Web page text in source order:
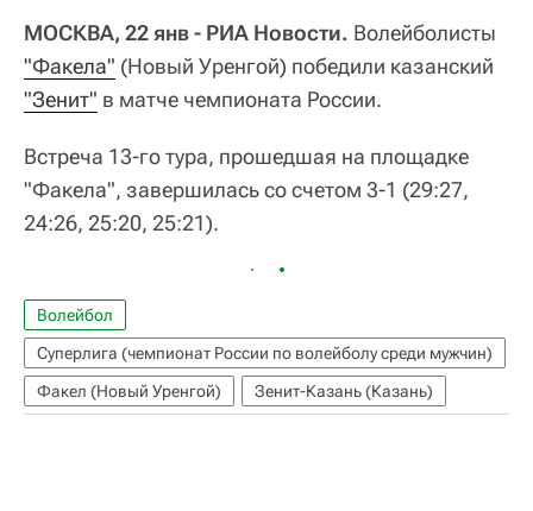
МОСКВА, 22 янв - РИА Новости. Волейболисты
"Факела" (Новый Уренгой) победили казанский
"Зенит" в матче чемпионата России.
Встреча 13-го тура, прошедшая на площадке
"Факела", завершилась со счетом 3-1 (29:27,
24:26, 25:20, 25:21).
Волейбол
Суперлига (чемпионат России по волейболу среди мужчин)
Факел (Новый Уренгой)
Зенит-Казань (Казань)